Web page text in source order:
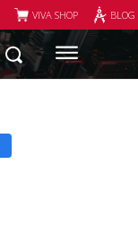
VIVA SHOP